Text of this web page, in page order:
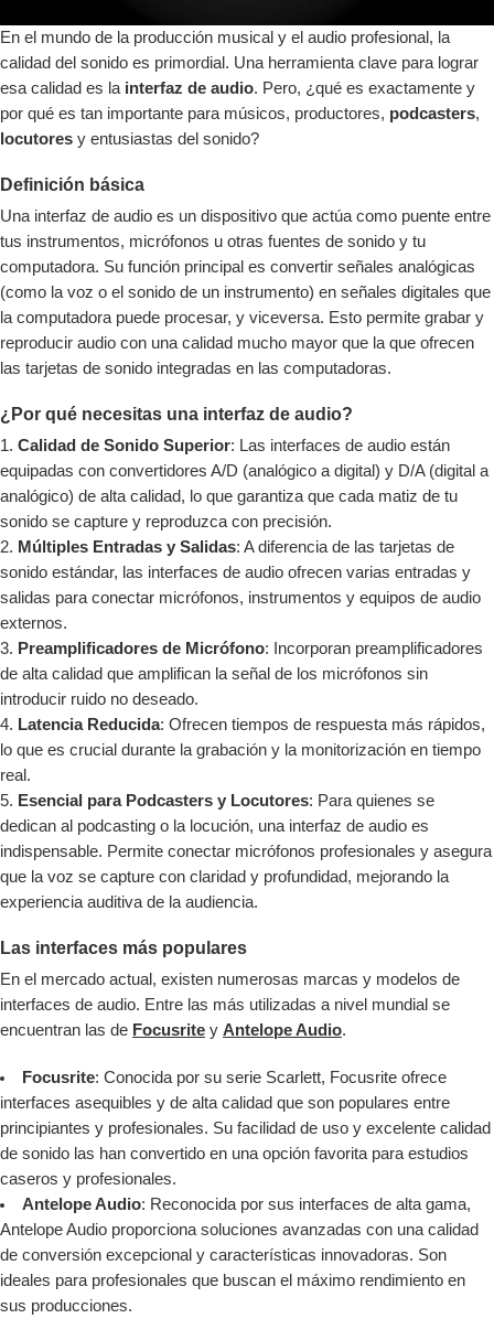
En el mundo de la producción musical y el audio profesional, la
calidad del sonido es primordial. Una herramienta clave para lograr
esa calidad es la interfaz de audio. Pero, ¿qué es exactamente y
por qué es tan importante para músicos, productores, podcasters,
locutores y entusiastas del sonido?
Definición básica
Una interfaz de audio es un dispositivo que actúa como puente entre
tus instrumentos, micrófonos u otras fuentes de sonido y tu
computadora. Su función principal es convertir señales analógicas
(como la voz o el sonido de un instrumento) en señales digitales que
la computadora puede procesar, y viceversa. Esto permite grabar y
reproducir audio con una calidad mucho mayor que la que ofrecen
las tarjetas de sonido integradas en las computadoras.
¿Por qué necesitas una interfaz de audio?
Calidad de Sonido Superior: Las interfaces de audio están
equipadas con convertidores A/D (analógico a digital) y D/A (digital a
analógico) de alta calidad, lo que garantiza que cada matiz de tu
sonido se capture y reproduzca con precisión.
Múltiples Entradas y Salidas: A diferencia de las tarjetas de
sonido estándar, las interfaces de audio ofrecen varias entradas y
salidas para conectar micrófonos, instrumentos y equipos de audio
externos.
Preamplificadores de Micrófono: Incorporan preamplificadores
de alta calidad que amplifican la señal de los micrófonos sin
introducir ruido no deseado.
Latencia Reducida: Ofrecen tiempos de respuesta más rápidos,
lo que es crucial durante la grabación y la monitorización en tiempo
real.
Esencial para Podcasters y Locutores: Para quienes se
dedican al podcasting o la locución, una interfaz de audio es
indispensable. Permite conectar micrófonos profesionales y asegura
que la voz se capture con claridad y profundidad, mejorando la
experiencia auditiva de la audiencia.
Las interfaces más populares
En el mercado actual, existen numerosas marcas y modelos de
interfaces de audio. Entre las más utilizadas a nivel mundial se
encuentran las de Focusrite y Antelope Audio.
Focusrite: Conocida por su serie Scarlett, Focusrite ofrece
interfaces asequibles y de alta calidad que son populares entre
principiantes y profesionales. Su facilidad de uso y excelente calidad
de sonido las han convertido en una opción favorita para estudios
caseros y profesionales.
Antelope Audio: Reconocida por sus interfaces de alta gama,
Antelope Audio proporciona soluciones avanzadas con una calidad
de conversión excepcional y características innovadoras. Son
ideales para profesionales que buscan el máximo rendimiento en
sus producciones.